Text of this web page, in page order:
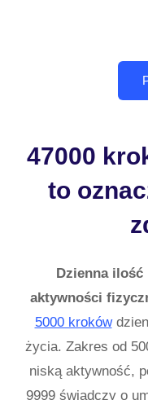
47000
to
Dzienna
aktywności
5000 kroków
życia. Zakres od
niską aktywność,
9999 świadczy o